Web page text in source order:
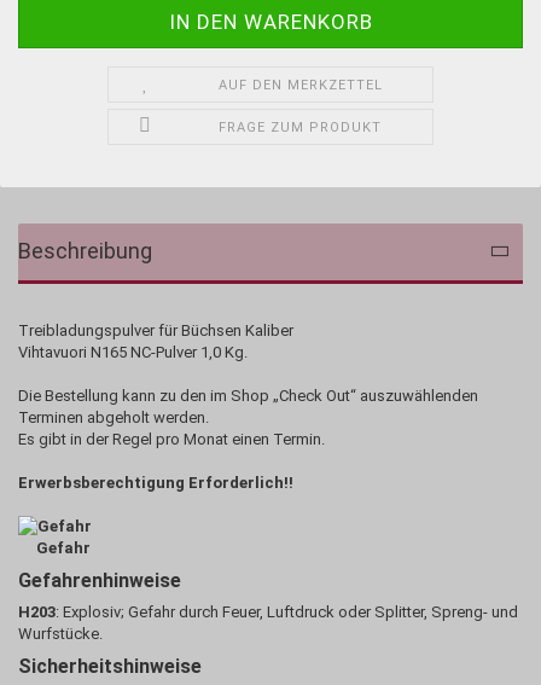
AUF DEN MERKZETTEL
FRAGE ZUM PRODUKT
Beschreibung
Treibladungspulver für Büchsen Kaliber
Vihtavuori N165 NC-Pulver 1,0 Kg.
Die Bestellung kann zu den im Shop „Check Out“ auszuwählenden
Terminen abgeholt werden.
Es gibt in der Regel pro Monat einen Termin.
Erwerbsberechtigung Erforderlich!!
Gefahr
Gefahrenhinweise
H203: Explosiv; Gefahr durch Feuer, Luftdruck oder Splitter, Spreng- und
Wurfstücke.
Sicherheitshinweise